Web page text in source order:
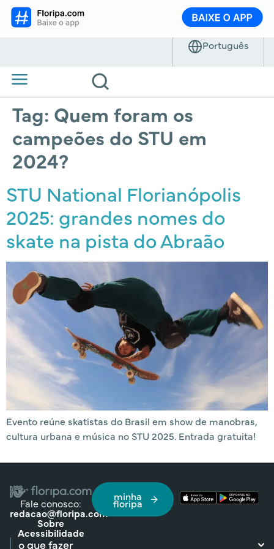
Tag: Quem foram os
campeões do STU em
2024?
STU National Florianópolis
2025: grandes nomes do
skate na pista do Abraão
Evento reúne skatistas do Brasil em show de manobras,
cultura urbana e música no STU 2025. Entrada gratuita!
Fale conosco:
redacao@floripa.com
Sobre
Acessibilidade
minha
floripa
o que fazer